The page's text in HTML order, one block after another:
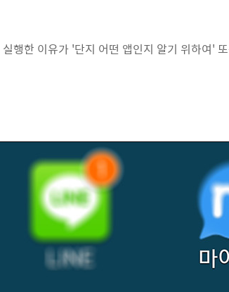
행한 이유가 '단지 어떤 앱인지 알기 위하여'